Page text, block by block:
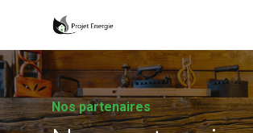
Nos partenaires